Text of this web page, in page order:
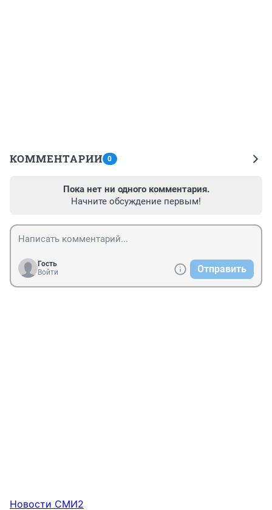
КОММЕНТАРИИ 0
Пока нет ни одного комментария.
Начните обсуждение первым!
Гость
Войти
Отправить
Новости СМИ2